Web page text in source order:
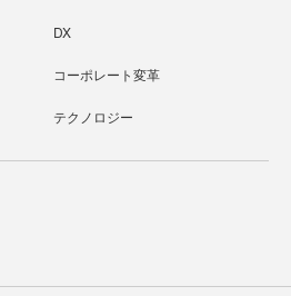
DX
コーポレート変革
テクノロジー